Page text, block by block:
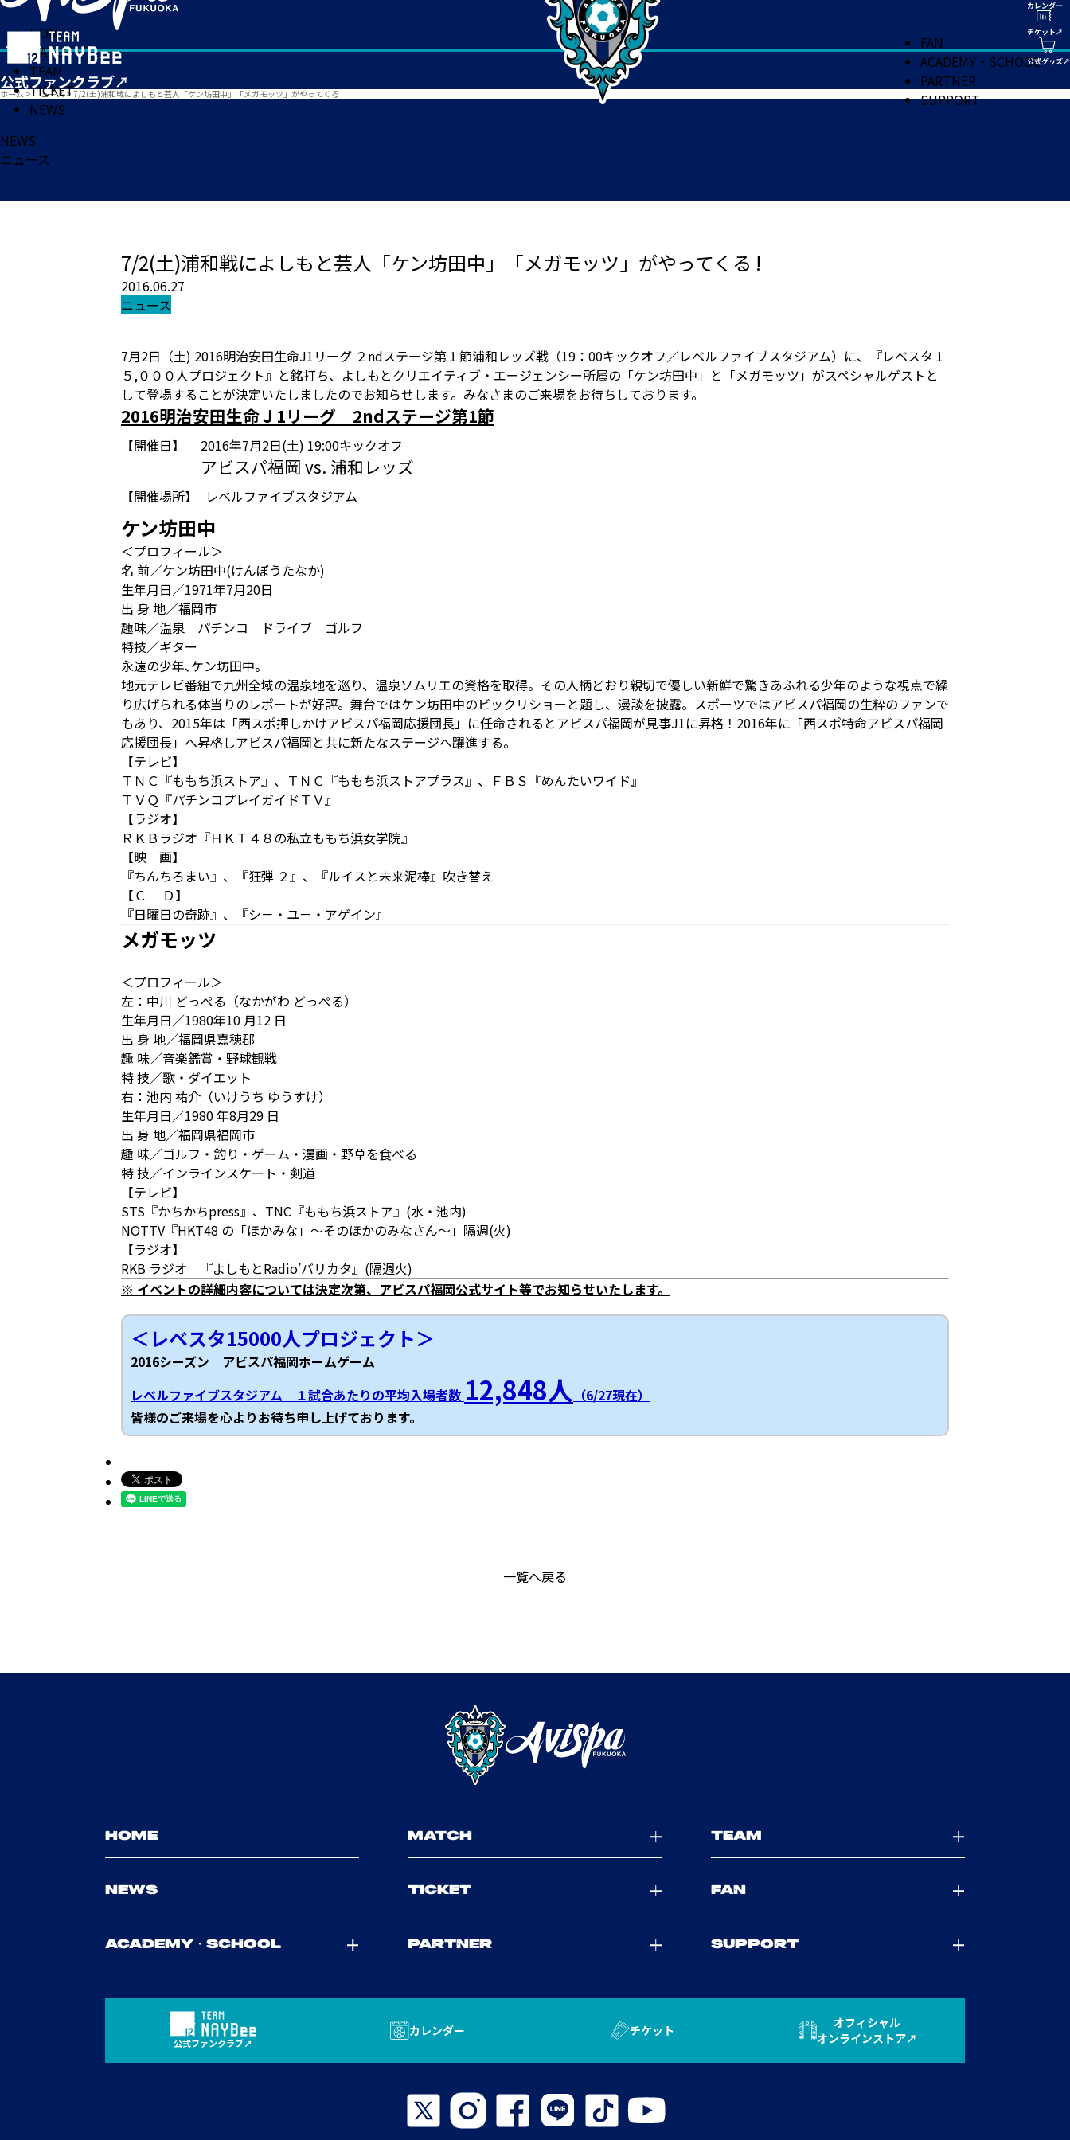
HOME
MATCH
TEAM
TICKET
NEWS
FAN
ACADEMY・SCHOOL
PARTNER
SUPPORT
ホーム > ニュース> 7/2(土)浦和戦によしもと芸人「ケン坊田中」「メガモッツ」がやってくる !
NEWS
ニュース
7/2(土)浦和戦によしもと芸人「ケン坊田中」「メガモッツ」がやってくる !
2016.06.27
ニュース
7月2日（土) 2016明治安田生命J1リーグ ２ndステージ第１節浦和レッズ戦（19：00キックオフ／レベルファイブスタジアム）に、『レベスタ１
５,０００人プロジェクト』と銘打ち、よしもとクリエイティブ・エージェンシー所属の「ケン坊田中」と「メガモッツ」がスペシャルゲストと
して登場することが決定いたしましたのでお知らせします。みなさまのご来場をお待ちしております。
2016明治安田生命Ｊ1リーグ 2ndステージ第1節
【開催日】 2016年7月2日(土) 19:00キックオフ
アビスパ福岡 vs. 浦和レッズ
【開催場所】 レベルファイブスタジアム
ケン坊田中
＜プロフィール＞
名 前／ケン坊田中(けんぼうたなか)
生年月日／1971年7月20日
出 身 地／福岡市
趣味／温泉 パチンコ ドライブ ゴルフ
特技／ギター
永遠の少年､ケン坊田中。
地元テレビ番組で九州全域の温泉地を巡り、温泉ソムリエの資格を取得。その人柄どおり親切で優しい新鮮で驚きあふれる少年のような視点で繰
り広げられる体当りのレポートが好評。舞台ではケン坊田中のビックリショーと題し、漫談を披露。スポーツではアビスパ福岡の生粋のファンで
もあり、2015年は「西スポ押しかけアビスパ福岡応援団長」に任命されるとアビスパ福岡が見事J1に昇格！2016年に「西スポ特命アビスパ福岡
応援団長」へ昇格しアビスパ福岡と共に新たなステージへ躍進する。
【テレビ】
ＴＮＣ『ももち浜ストア』、ＴＮＣ『ももち浜ストアプラス』、ＦＢＳ『めんたいワイド』
ＴＶＱ『パチンコプレイガイドＴＶ』
【ラジオ】
ＲＫＢラジオ『ＨＫＴ４８の私立ももち浜女学院』
【映 画】
『ちんちろまい』、『狂弾 ２』、『ルイスと未来泥棒』吹き替え
【Ｃ Ｄ】
『日曜日の奇跡』、『シ－・ユ－・アゲイン』
メガモッツ
＜プロフィール＞
左：中川 どっぺる（なかがわ どっぺる）
生年月日／1980年10 月12 日
出 身 地／福岡県嘉穂郡
趣 味／音楽鑑賞・野球観戦
特 技／歌・ダイエット
右：池内 祐介（いけうち ゆうすけ）
生年月日／1980 年8月29 日
出 身 地／福岡県福岡市
趣 味／ゴルフ・釣り・ゲーム・漫画・野草を食べる
特 技／インラインスケート・剣道
【テレビ】
STS『かちかちpress』、TNC『ももち浜ストア』(水・池内)
NOTTV『HKT48 の「ほかみな」～そのほかのみなさん～」隔週(火)
【ラジオ】
RKB ラジオ 『よしもとRadio’バリカタ』(隔週火)
※ イベントの詳細内容については決定次第、アビスパ福岡公式サイト等でお知らせいたします。
＜レベスタ15000人プロジェクト＞
2016シーズン アビスパ福岡ホームゲーム
レベルファイブスタジアム １試合あたりの平均入場者数 12,848人 （6/27現在）
皆様のご来場を心よりお待ち申し上げております。
一覧へ戻る
HOME MATCH TEAM
NEWS TICKET FAN
ACADEMY・SCHOOL PARTNER SUPPORT
公式ファンクラブ
カレンダー チケット
オフィシャル
オンラインストア